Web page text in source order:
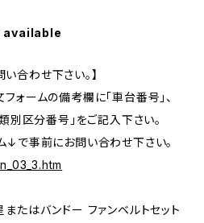
合わせ下さい。】
ォームの備考欄に「車台番号」、
類別区分番号」をご記入下さい。
↓で事前にお問い合わせ下さい。
またはバンドー ファンベルトセット